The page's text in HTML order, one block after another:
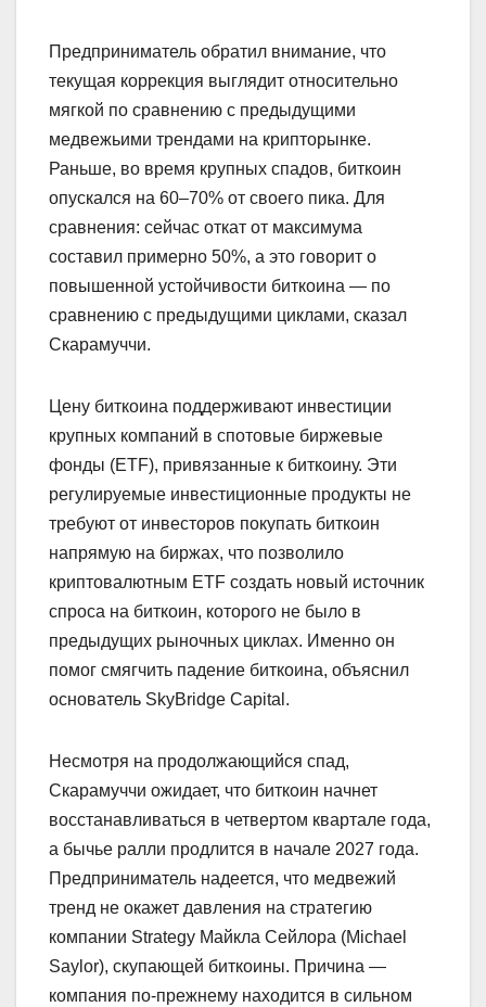
Предприниматель обратил внимание, что
текущая коррекция выглядит относительно
мягкой по сравнению с предыдущими
медвежьими трендами на крипторынке.
Раньше, во время крупных спадов, биткоин
опускался на 60–70% от своего пика. Для
сравнения: сейчас откат от максимума
составил примерно 50%, а это говорит о
повышенной устойчивости биткоина — по
сравнению с предыдущими циклами, сказал
Скарамуччи.
Цену биткоина поддерживают инвестиции
крупных компаний в спотовые биржевые
фонды (ETF), привязанные к биткоину. Эти
регулируемые инвестиционные продукты не
требуют от инвесторов покупать биткоин
напрямую на биржах, что позволило
криптовалютным ETF создать новый источник
спроса на биткоин, которого не было в
предыдущих рыночных циклах. Именно он
помог смягчить падение биткоина, объяснил
основатель SkyBridge Capital.
Несмотря на продолжающийся спад,
Скарамуччи ожидает, что биткоин начнет
восстанавливаться в четвертом квартале года,
а бычье ралли продлится в начале 2027 года.
Предприниматель надеется, что медвежий
тренд не окажет давления на стратегию
компании Strategy Майкла Сейлора (Michael
Saylor), скупающей биткоины. Причина —
компания по-прежнему находится в сильном